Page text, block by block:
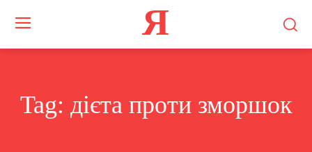
Я
Tag: дієта проти зморшок